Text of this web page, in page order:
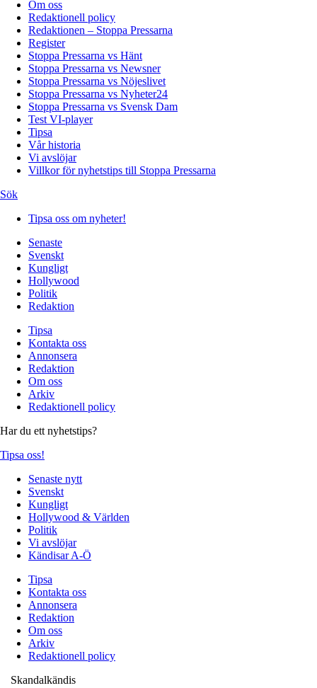
Om oss
Redaktionell policy
Redaktionen – Stoppa Pressarna
Register
Stoppa Pressarna vs Hänt
Stoppa Pressarna vs Newsner
Stoppa Pressarna vs Nöjeslivet
Stoppa Pressarna vs Nyheter24
Stoppa Pressarna vs Svensk Dam
Test VI-player
Tipsa
Vår historia
Vi avslöjar
Villkor för nyhetstips till Stoppa Pressarna
Sök
Tipsa oss om nyheter!
Senaste
Svenskt
Kungligt
Hollywood
Politik
Redaktion
Tipsa
Kontakta oss
Annonsera
Redaktion
Om oss
Arkiv
Redaktionell policy
Har du ett nyhetstips?
Tipsa oss!
Senaste nytt
Svenskt
Kungligt
Hollywood & Världen
Politik
Vi avslöjar
Kändisar A-Ö
Tipsa
Kontakta oss
Annonsera
Redaktion
Om oss
Arkiv
Redaktionell policy
Skandalkändis